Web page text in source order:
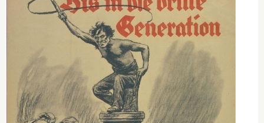
niederschlagen sollte.